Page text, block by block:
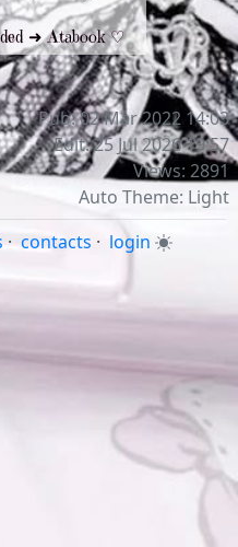
➜Atabook♡
Pub: 02 Mar 2022 14:03
Edit: 25 Jul 2026 19:57
Views: 2891
Auto Theme: Light
· contacts · login